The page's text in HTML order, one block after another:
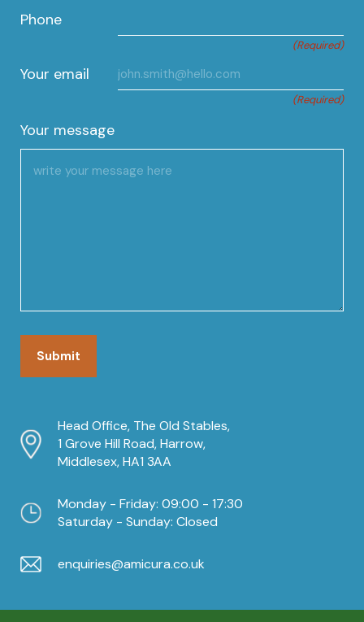
Phone
(Required)
Your email
(Required)
Your message
Head Office, The Old Stables,
1 Grove Hill Road, Harrow,
Middlesex, HA1 3AA
Monday - Friday: 09:00 - 17:30
Saturday - Sunday: Closed
enquiries@amicura.co.uk